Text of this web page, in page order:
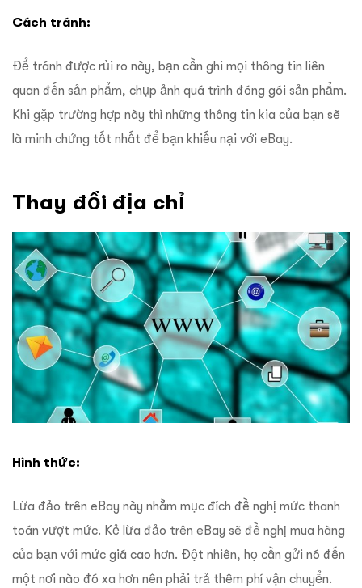
Cách tránh:
Để tránh được rủi ro này, bạn cần ghi mọi thông tin liên
quan đến sản phẩm, chụp ảnh quá trình đóng gói sản phẩm.
Khi gặp trường hợp này thì những thông tin kia của bạn sẽ
là minh chứng tốt nhất để bạn khiếu nại với eBay.
Thay đổi địa chỉ
Hình thức:
Lừa đảo trên eBay này nhằm mục đích đề nghị mức thanh
toán vượt mức. Kẻ lừa đảo trên eBay sẽ đề nghị mua hàng
của bạn với mức giá cao hơn. Đột nhiên, họ cần gửi nó đến
một nơi nào đó xa hơn nên phải trả thêm phí vận chuyển.